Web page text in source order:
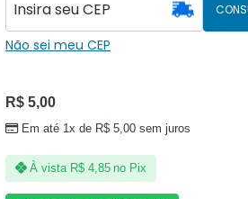
Não sei meu CEP
R$5,00
Em até 1x de R$ 5,00 sem juros
À vista R$4,85 no Pix